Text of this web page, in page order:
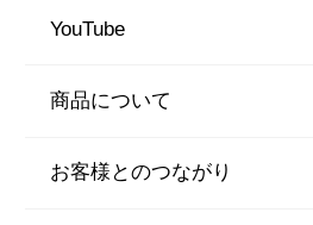
o
k
YouTube
商品について
お客様とのつながり